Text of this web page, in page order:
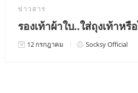
ข่าวสาร
12 กรกฎาคม Socksy Official